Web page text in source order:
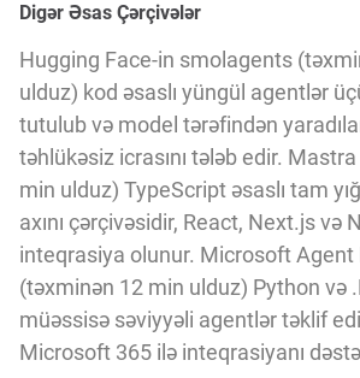
Digər Əsas Çərçivələr
Hugging Face-in smolagents
ulduz) kod əsaslı yüngül agentlər
tutulub və model tərəfindən
təhlükəsiz icrasını tələb edir.
min ulduz) TypeScript əsaslı tam
axını çərçivəsidir, React, Next.js və
inteqrasiya olunur. Microsoft
(təxminən 12 min ulduz) Python və
müəssisə səviyyəli agentlər təklif
Microsoft 365 ilə inteqrasiyanı